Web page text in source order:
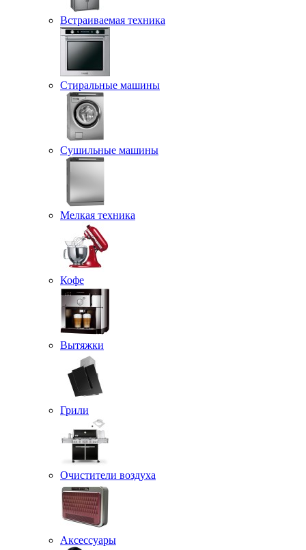
Встраиваемая техника
Стиральные машины
Сушильные машины
Мелкая техника
Кофе
Вытяжки
Грили
Очистители воздуха
Аксессуары